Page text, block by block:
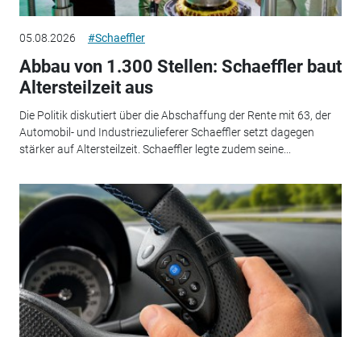
05.08.2026 #Schaeffler
Abbau von 1.300 Stellen: Schaeffler baut
Altersteilzeit aus
Die Politik diskutiert über die Abschaffung der Rente mit 63, der
Automobil- und Industriezulieferer Schaeffler setzt dagegen
stärker auf Altersteilzeit. Schaeffler legte zudem seine...